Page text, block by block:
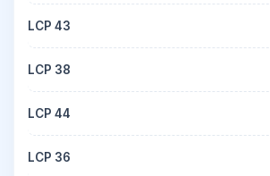
LCP 43
LCP 38
LCP 44
LCP 36